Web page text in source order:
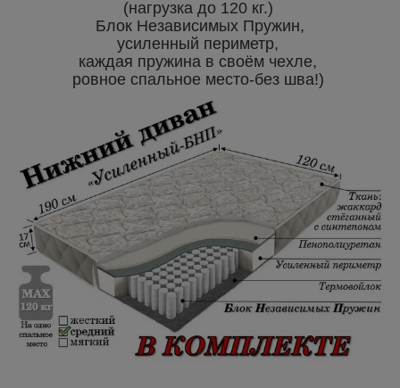
(нагрузка до 120 кг.)
Блок Независимых Пружин,
усиленный периметр,
каждая пружина в своём чехле,
ровное спальное место-без шва!)